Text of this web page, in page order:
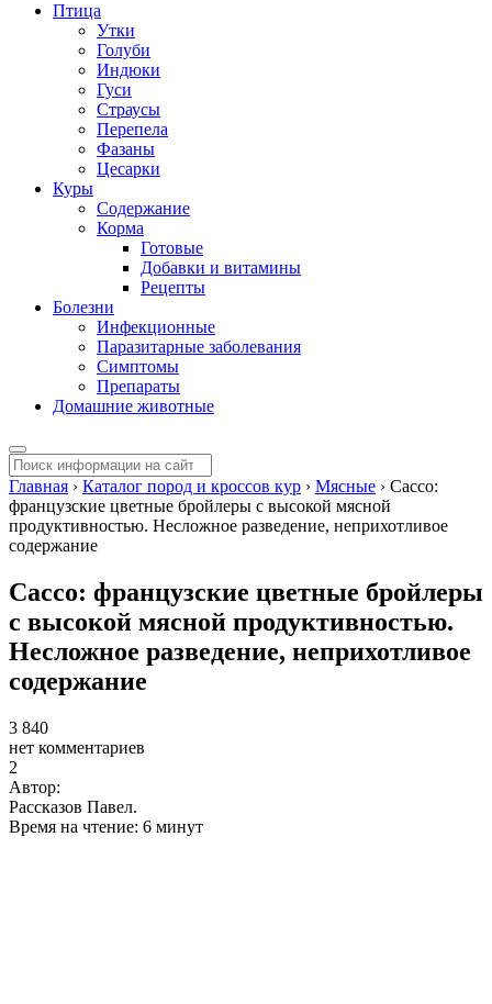
Птица
Утки
Голуби
Индюки
Гуси
Страусы
Перепела
Фазаны
Цесарки
Куры
Содержание
Корма
Готовые
Добавки и витамины
Рецепты
Болезни
Инфекционные
Паразитарные заболевания
Симптомы
Препараты
Домашние животные
Главная › Каталог пород и кроссов кур › Мясные › Сассо:
французские цветные бройлеры с высокой мясной
продуктивностью. Несложное разведение, неприхотливое
содержание
Сассо: французские цветные бройлеры
с высокой мясной продуктивностью.
Несложное разведение, неприхотливое
содержание
3 840
нет комментариев
2
Автор:
Рассказов Павел.
Время на чтение: 6 минут